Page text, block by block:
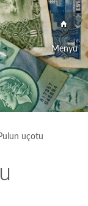
Menyu
uçotu